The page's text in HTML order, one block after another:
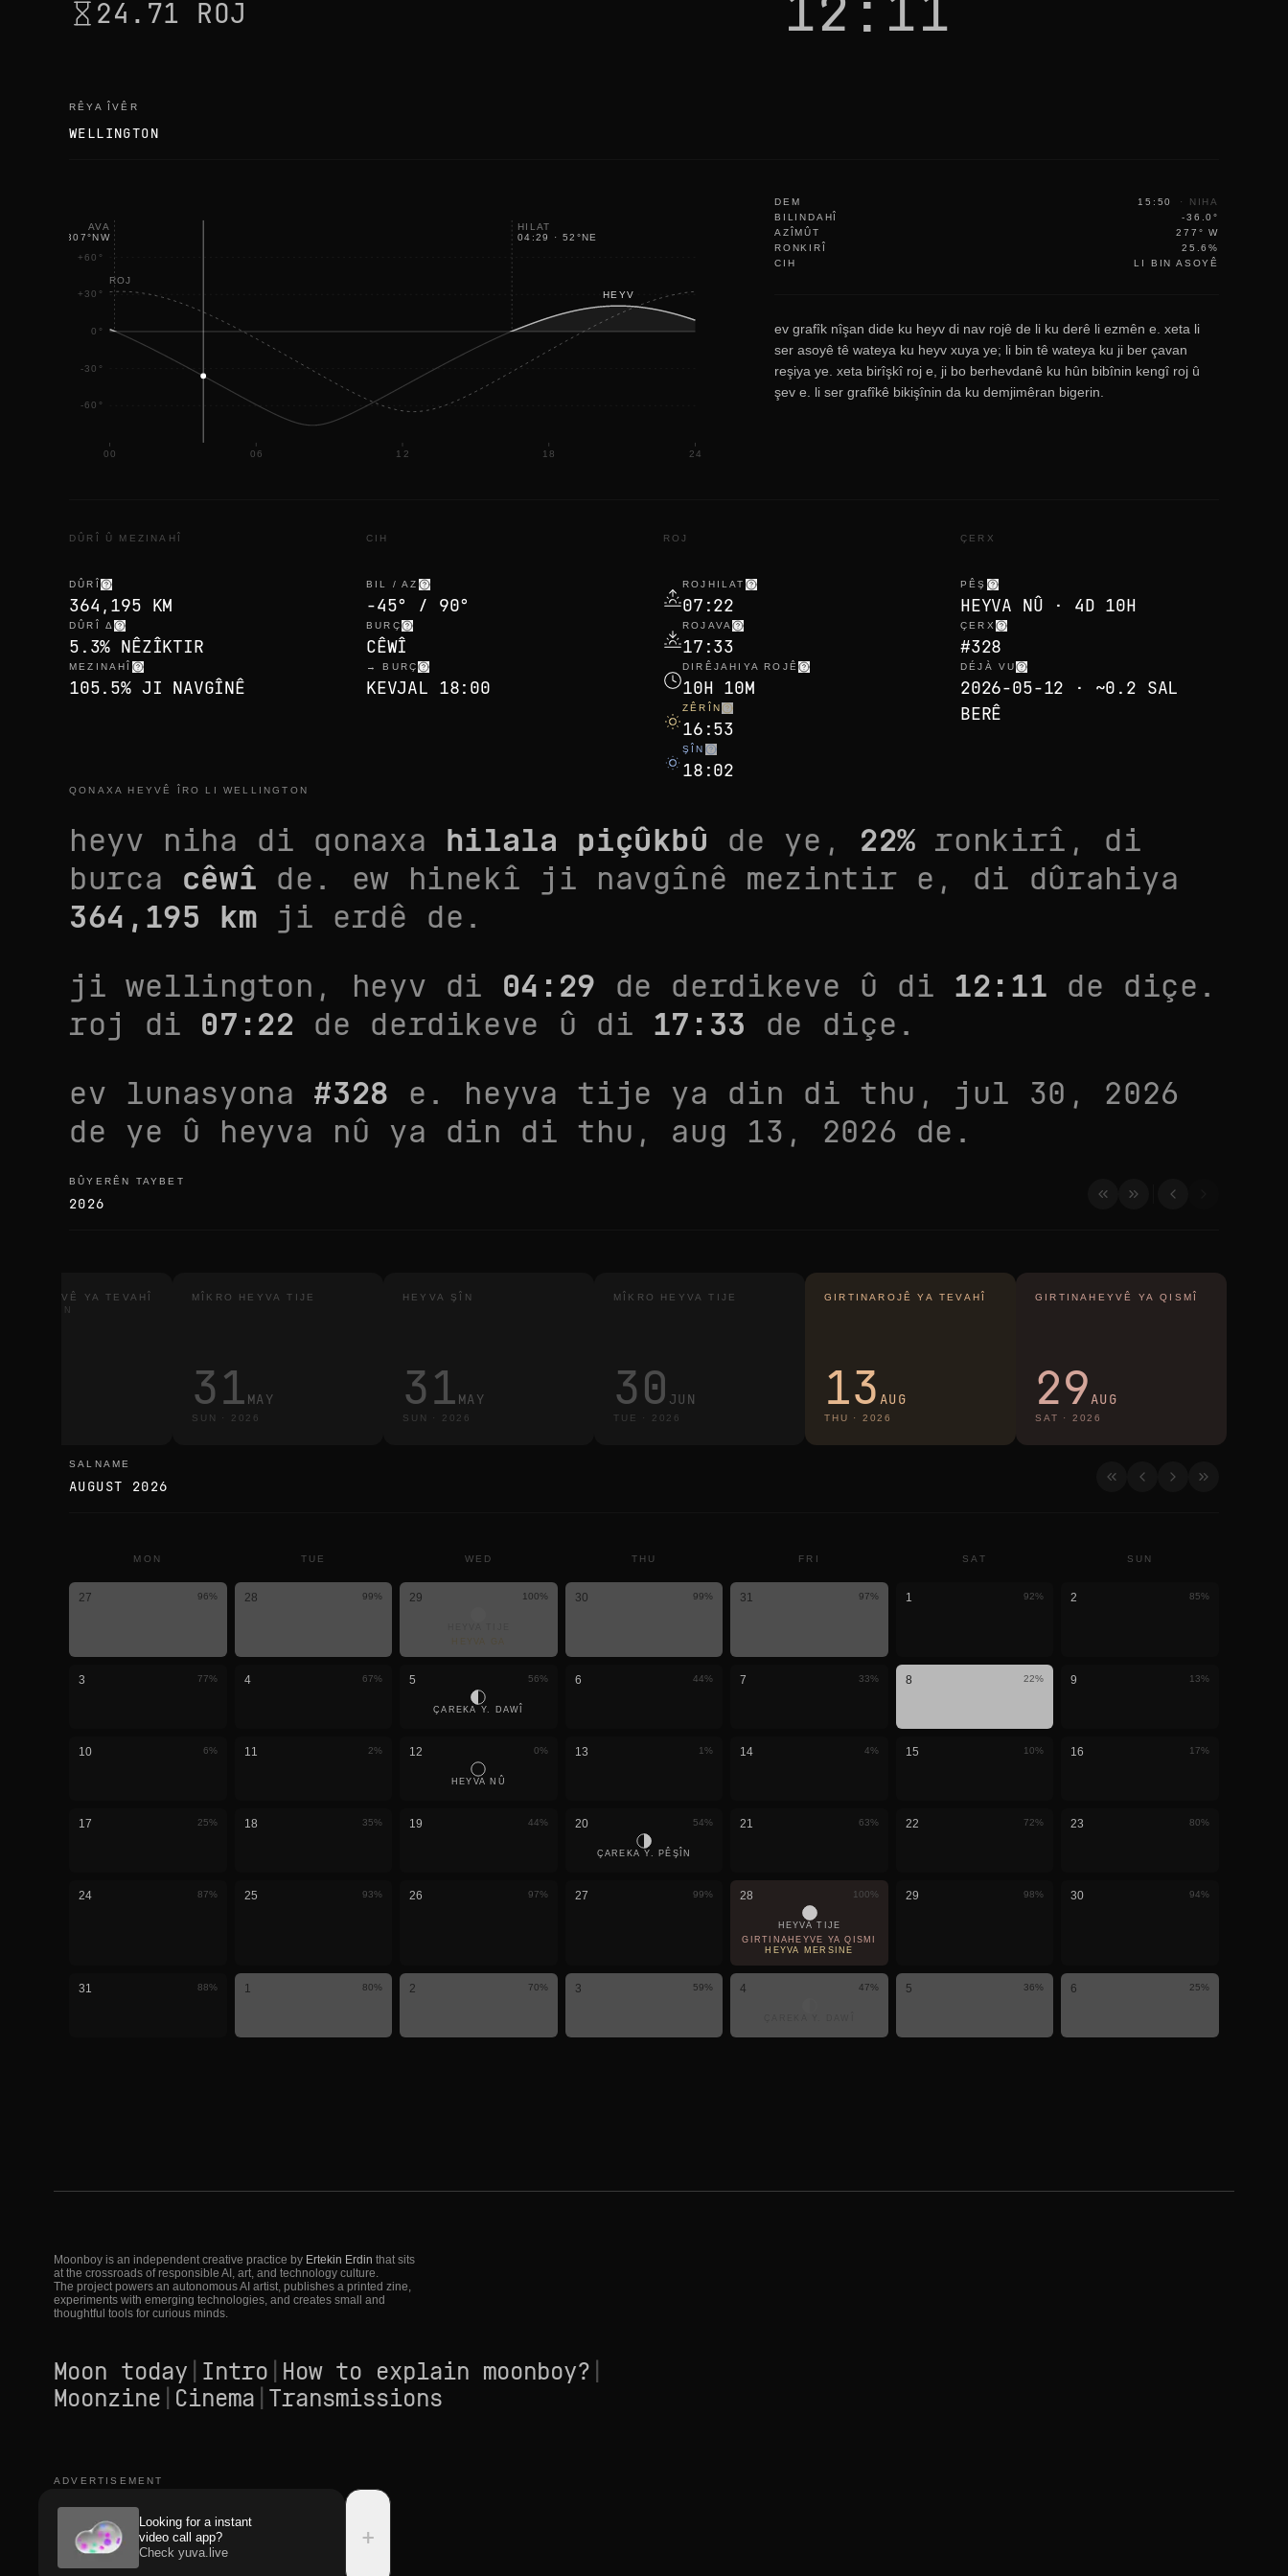
24.71 ROJ
RÊYA ÎVÊR
WELLINGTON
+60°
+30°
0°
-30°
-60°
00 06 12 18 24
HEYV
ROJ
HILAT
04:29
· 52 °NE
AVA
307°NW
DEM 15:50 ·
NIHA
BILINDAHÎ
-36.0°
AZÎMÛT
277° W
RONKIRÎ
25.6%
CIH
LI BIN ASOYÊ
ev grafîk nîşan dide ku heyv di nav rojê de li ku derê li ezmên e. xeta li
ser asoyê tê wateya ku heyv xuya ye; li bin tê wateya ku ji ber çavan
reşiya ye. xeta birîşkî roj e, ji bo berhevdanê ku hûn bibînin kengî roj û
şev e. li ser grafîkê bikişînin da ku demjimêran bigerin.
DÛRÎ Û MEZINAHÎ
DÛRÎ
364,195 KM
DÛRÎ Δ
5.3% NÊZÎKTIR
MEZINAHÎ
105.5% JI NAVGÎNÊ
CIH
BIL / AZ
-45° / 90°
BURÇ
CÊWÎ
→ BURÇ
KEVJAL 18:00
ROJ
ROJHILAT
07:22
ROJAVA
17:33
DIRÊJAHIYA ROJÊ
10H 10M
ZÊRÎN
16:53
ŞÎN
18:02
ÇERX
PÊŞ
HEYVA NÛ · 4D 10H
ÇERX
#328
DÉJÀ VU
2026-05-12 · ~0.2 SAL
BERÊ
QONAXA HEYVÊ ÎRO LI WELLINGTON
heyv niha di qonaxa hilala piçûkbû de ye, 22% ronkirî, di
burca cêwî de. ew hinekî ji navgînê mezintir e, di dûrahiya
364,195 km ji erdê de.
ji wellington , heyv di 04:29 de derdikeve û di 12:11 de diçe.
roj di 07:22 de derdikeve û di 17:33 de diçe.
ev lunasyona #328 e. heyva tije ya din di thu, jul 30, 2026
de ye û heyva nû ya din di thu, aug 13, 2026 de.
bûyerên taybet
BÛYERÊN TAYBET
2026
YA TEVAHÎ
TÊ DÎTIN
MÎKRO HEYVA TIJE
31 MAY
SUN · 2026
HEYVA ŞÎN
31 MAY
SUN · 2026
MÎKRO HEYVA TIJE
30 JUN
TUE · 2026
GIRTINAROJÊ YA TEVAHÎ
13 AUG
THU · 2026
GIRTINAHEYVÊ YA QISMÎ
29AUG
SAT · 2026
salname
SALNAME
AUGUST 2026
MON TUE WED THU FRI SAT SUN
27 96% 28 99% 29 100% 30 99% 31 97% 1 92% 2 85%
3 77% 4 67% 5 56%
ÇAREKA Y. DAWÎ
6 44% 7 33% 8 22% 9 13%
10 6% 11 2% 12 0%
HEYVA NÛ
13 1% 14 4% 15 10% 16 17%
17 25% 18 35% 19 44% 20 54%
ÇAREKA Y. PÊŞÎN
21 63% 22 72% 23 80%
24 87% 25 93% 26 97% 27 99% 28 100%
HEYVA TIJE
GIRTINAHEYVÊ YA QISMÎ
HEYVA MERSINÊ
29 98% 30 94%
31 88% 1 80% 2 70% 3 59% 4 47% 5 36% 6 25%
Moonboy is an independent creative practice by Ertekin Erdin that sits
at the crossroads of responsible AI, art, and technology culture.
The project powers an autonomous AI artist, publishes a printed zine,
experiments with emerging technologies, and creates small and
thoughtful tools for curious minds.
Moon today Intro How to explain moonboy?
Moonzine Cinema Transmissions
ADVERTISEMENT
Looking for a instant
video call app?
Check yuva.live
+